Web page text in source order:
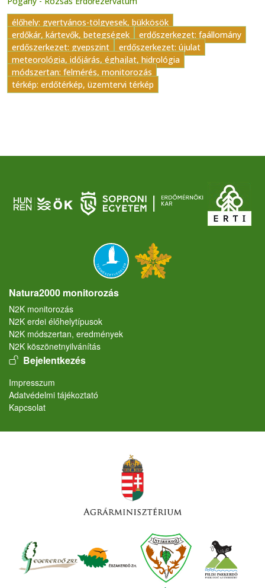
élőhely: gyertyános-tölgyesek, bükkösök
erdőkár, kártevők, betegségek
erdőszerkezet: faállomány
erdőszerkezet: gyepszint
erdőszerkezet: újulat
meteorológia, időjárás, éghajlat, hidrológia
módszertan: felmérés, monitorozás
térkép: erdőtérkép, üzemtervi térkép
Natura2000 monitorozás
N2K monitorozás
N2K erdei élőhelytípusok
N2K módszertan, eredmények
N2K köszönetnyilvánítás
User account menu
Bejelentkezés
Lábléc
Impresszum
Adatvédelmi tájékoztató
Kapcsolat